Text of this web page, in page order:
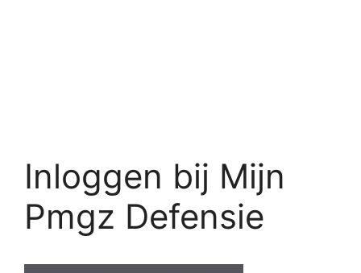
Inloggen bij Mijn
Pmgz Defensie